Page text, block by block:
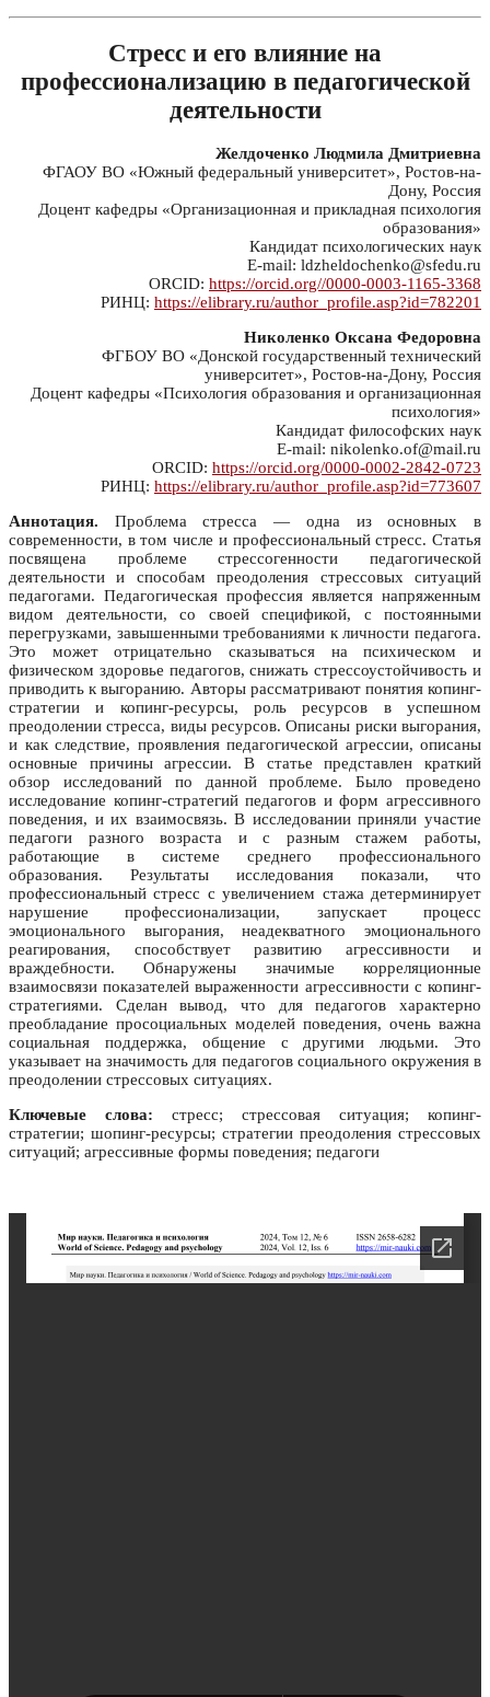
Стресс и его влияние на
профессионализацию в педагогической
деятельности
Желдоченко Людмила Дмитриевна
ФГАОУ ВО «Южный федеральный университет», Ростов-на-
Дону, Россия
Доцент кафедры «Организационная и прикладная психология
образования»
Кандидат психологических наук
E-mail: ldzheldochenko@sfedu.ru
ORCID: https://orcid.org//0000-0003-1165-3368
РИНЦ: https://elibrary.ru/author_profile.asp?id=782201
Николенко Оксана Федоровна
ФГБОУ ВО «Донской государственный технический
университет», Ростов-на-Дону, Россия
Доцент кафедры «Психология образования и организационная
психология»
Кандидат философских наук
E-mail: nikolenko.of@mail.ru
ORCID: https://orcid.org/0000-0002-2842-0723
РИНЦ: https://elibrary.ru/author_profile.asp?id=773607
Аннотация. Проблема стресса — одна из основных в
современности, в том числе и профессиональный стресс. Статья
посвящена проблеме стрессогенности педагогической
деятельности и способам преодоления стрессовых ситуаций
педагогами. Педагогическая профессия является напряженным
видом деятельности, со своей спецификой, с постоянными
перегрузками, завышенными требованиями к личности педагога.
Это может отрицательно сказываться на психическом и
физическом здоровье педагогов, снижать стрессоустойчивость и
приводить к выгоранию. Авторы рассматривают понятия копинг-
стратегии и копинг-ресурсы, роль ресурсов в успешном
преодолении стресса, виды ресурсов. Описаны риски выгорания,
и как следствие, проявления педагогической агрессии, описаны
основные причины агрессии. В статье представлен краткий
обзор исследований по данной проблеме. Было проведено
исследование копинг-стратегий педагогов и форм агрессивного
поведения, и их взаимосвязь. В исследовании приняли участие
педагоги разного возраста и с разным стажем работы,
работающие в системе среднего профессионального
образования. Результаты исследования показали, что
профессиональный стресс с увеличением стажа детерминирует
нарушение профессионализации, запускает процесс
эмоционального выгорания, неадекватного эмоционального
реагирования, способствует развитию агрессивности и
враждебности. Обнаружены значимые корреляционные
взаимосвязи показателей выраженности агрессивности с копинг-
стратегиями. Сделан вывод, что для педагогов характерно
преобладание просоциальных моделей поведения, очень важна
социальная поддержка, общение с другими людьми. Это
указывает на значимость для педагогов социального окружения в
преодолении стрессовых ситуациях.
Ключевые слова: стресс; стрессовая ситуация; копинг-
стратегии; шопинг-ресурсы; стратегии преодоления стрессовых
ситуаций; агрессивные формы поведения; педагоги